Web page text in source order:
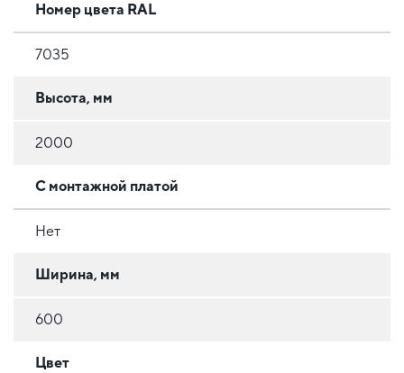
Номер цвета RAL
7035
Высота, мм
2000
С монтажной платой
Нет
Ширина, мм
600
Цвет